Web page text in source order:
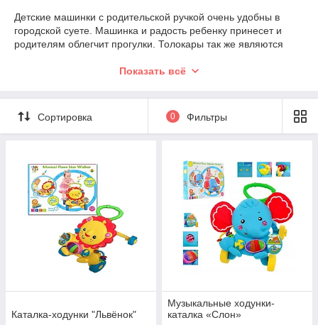
Детские машинки с родительской ручкой очень удобны в
городской суете. Машинка и радость ребенку принесет и
родителям облегчит прогулки. Толокары так же являются
Заказать с доставкой толокар для
ребенка можно на сайте Babyk.kz
Показать всё
Сортировка 0 Фильтры
Каталка-ходунки "Львёнок"
Музыкальные ходунки-
каталка «Слон»